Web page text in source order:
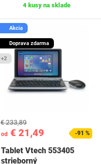
4 kusy na sklade
Akcia
Doprava zdarma
+2
od € 21,49
€ 233,89
-91 %
Tablet Vtech ‎553405
strieborný